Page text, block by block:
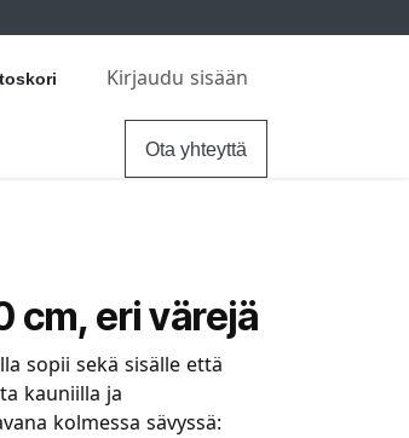
Kirjaudu sisään
Ota yhteyttä
cm, eri värejä
sopii sekä sisälle että
kauniilla ja
kolmessa sävyssä: